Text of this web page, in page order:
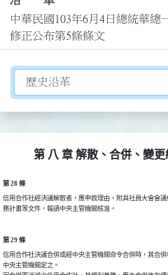
中華民國103年6月4日總統華總
修正公布第5條條文
切換選擇法規資訊內容
第 八 章 解散、合併、變
第 28 條
信用合作社經決議解散者，應申敘理由，附具社員大會會
務計畫等文件，報請中央主管機關核准。
第 29 條
信用合作社決議合併或經中央主管機關命令合併時，其合
中央主管機關定之。